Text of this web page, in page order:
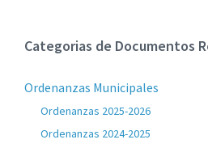
Categorias de Documentos
Ordenanzas Municipales
Ordenanzas 2025-2026
Ordenanzas 2024-2025